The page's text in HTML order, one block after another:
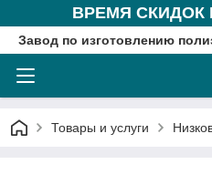
ВРЕМЯ СКИДОК
Завод по изготовлению
Товары и услуги